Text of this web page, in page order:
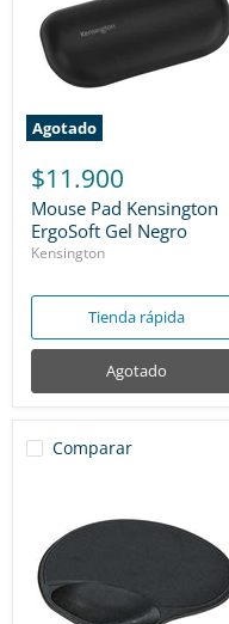
Agotado
$11.900
Mouse Pad Kensington
ErgoSoft Gel Negro
Kensington
Tienda rápida
Agotado
Comparar